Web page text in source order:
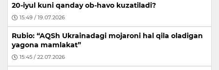
20-iyul kuni qanday ob-havo kuzatiladi?
15:49 / 19.07.2026
Rubio: “AQSh Ukrainadagi mojaroni hal qila oladigan
yagona mamlakat”
15:45 / 22.07.2026